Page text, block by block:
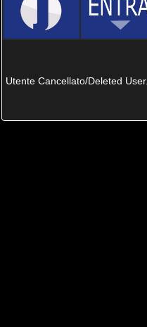
Utente Cancellato/Deleted User.